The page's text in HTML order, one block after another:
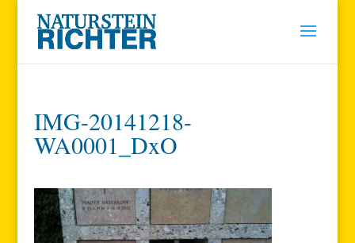
IMG-20141218-
WA0001_DxO